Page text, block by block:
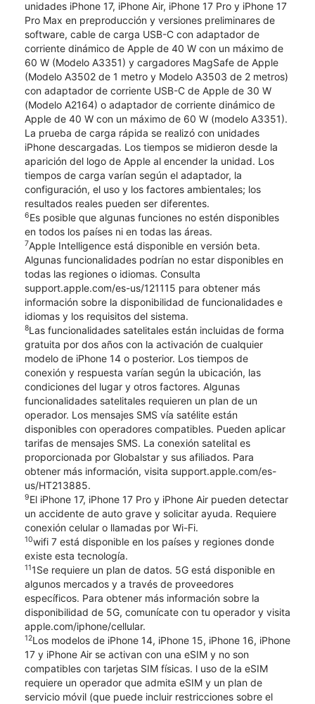
unidades iPhone 17, iPhone Air, iPhone 17 Pro y iPhone 17
Pro Max en preproducción y versiones preliminares de
software, cable de carga USB-C con adaptador de
corriente dinámico de Apple de 40 W con un máximo de
60 W (Modelo A3351) y cargadores MagSafe de Apple
(Modelo A3502 de 1 metro y Modelo A3503 de 2 metros)
con adaptador de corriente USB-C de Apple de 30 W
(Modelo A2164) o adaptador de corriente dinámico de
Apple de 40 W con un máximo de 60 W (modelo A3351).
La prueba de carga rápida se realizó con unidades
iPhone descargadas. Los tiempos se midieron desde la
aparición del logo de Apple al encender la unidad. Los
tiempos de carga varían según el adaptador, la
configuración, el uso y los factores ambientales; los
resultados reales pueden ser diferentes.
6Es posible que algunas funciones no estén disponibles
en todos los países ni en todas las áreas.
7Apple Intelligence está disponible en versión beta.
Algunas funcionalidades podrían no estar disponibles en
todas las regiones o idiomas. Consulta
support.apple.com/es-us/121115 para obtener más
información sobre la disponibilidad de funcionalidades e
idiomas y los requisitos del sistema.
8Las funcionalidades satelitales están incluidas de forma
gratuita por dos años con la activación de cualquier
modelo de iPhone 14 o posterior. Los tiempos de
conexión y respuesta varían según la ubicación, las
condiciones del lugar y otros factores. Algunas
funcionalidades satelitales requieren un plan de un
operador. Los mensajes SMS vía satélite están
disponibles con operadores compatibles. Pueden aplicar
tarifas de mensajes SMS. La conexión satelital es
proporcionada por Globalstar y sus afiliados. Para
obtener más información, visita support.apple.com/es-
us/HT213885.
9El iPhone 17, iPhone 17 Pro y iPhone Air pueden detectar
un accidente de auto grave y solicitar ayuda. Requiere
conexión celular o llamadas por Wi-Fi.
10wifi 7 está disponible en los países y regiones donde
existe esta tecnología.
111Se requiere un plan de datos. 5G está disponible en
algunos mercados y a través de proveedores
específicos. Para obtener más información sobre la
disponibilidad de 5G, comunícate con tu operador y visita
apple.com/iphone/cellular.
12Los modelos de iPhone 14, iPhone 15, iPhone 16, iPhone
17 y iPhone Air se activan con una eSIM y no son
compatibles con tarjetas SIM físicas. l uso de la eSIM
requiere un operador que admita eSIM y un plan de
servicio móvil (que puede incluir restricciones sobre el